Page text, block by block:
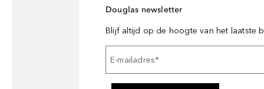
Douglas newsletter
Blijf altijd op de hoogte van het laatste
E-mailadres*